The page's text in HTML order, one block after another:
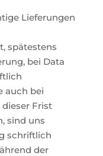
Lieferungen
spätestens
bei Data
auch bei
Frist
sind uns
schriftlich
der